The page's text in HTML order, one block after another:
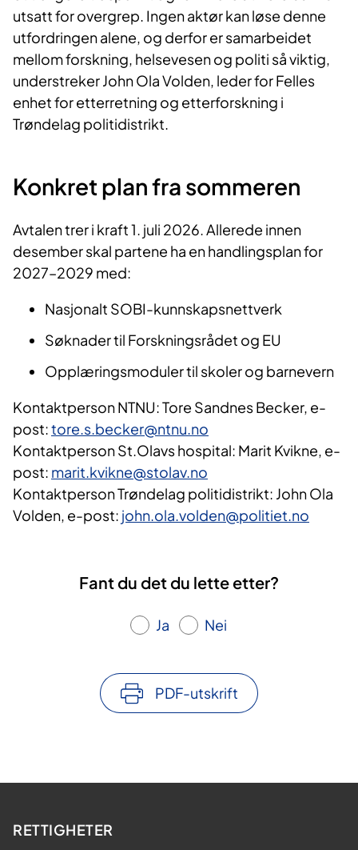
utsatt for overgrep. Ingen aktør kan løse denne
utfordringen alene, og derfor er samarbeidet
mellom forskning, helsevesen og politi så viktig,
understreker John Ola Volden, leder for Felles
enhet for etterretning og etterforskning i
Trøndelag politidistrikt.
Konkret plan fra sommeren
Avtalen trer i kraft 1. juli 2026. Allerede innen
desember skal partene ha en handlingsplan for
2027–2029 med:
Nasjonalt SOBI-kunnskapsnettverk
Søknader til Forskningsrådet og EU
Opplæringsmoduler til skoler og barnevern
Kontaktperson NTNU:Tore Sandnes Becker, e-
post:tore.s.becker@ntnu.no
Kontaktperson St.Olavs hospital: Marit Kvikne, e-
post: marit.kvikne@stolav.no
Kontaktperson Trøndelag politidistrikt: John Ola
Volden, e-post: john.ola.volden@politiet.no
Fant du det du lette etter?
Ja Nei
PDF-utskrift
RETTIGHETER